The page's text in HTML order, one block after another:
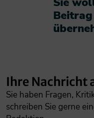
Ihre Nachricht
Sie haben Fragen,
schreiben Sie gerne